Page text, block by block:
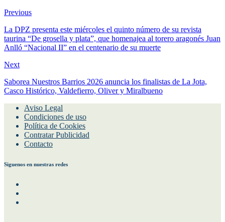
Previous
La DPZ presenta este miércoles el quinto número de su revista
taurina “De grosella y plata”, que homenajea al torero aragonés Juan
Anlló “Nacional II” en el centenario de su muerte
Next
Saborea Nuestros Barrios 2026 anuncia los finalistas de La Jota,
Casco Histórico, Valdefierro, Oliver y Miralbueno
Aviso Legal
Condiciones de uso
Política de Cookies
Contratar Publicidad
Contacto
Siguenos en nuestras redes